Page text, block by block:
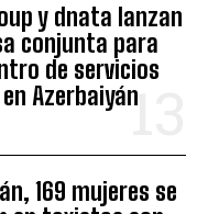
y dnata lanzan
conjunta para
de servicios
Azerbaiyán
169 mujeres se